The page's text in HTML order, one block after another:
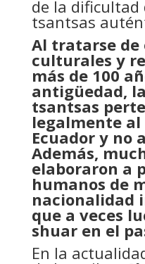
de la dificultad
tsantsas
Al tratarse de
culturales y
más de 100
antigüedad,
tsantsas
legalmente al
Ecuador y no
Además,
elaboraron a
humanos de
nacionalidad
que a veces
shuar en el
En la